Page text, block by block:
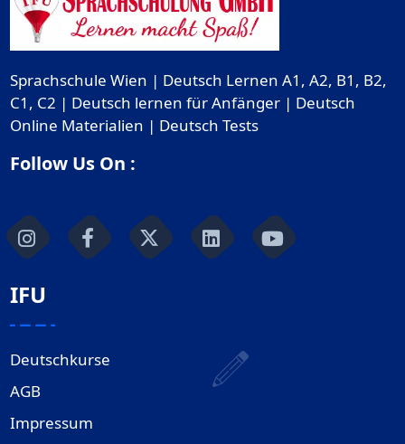
Sprachschule Wien | Deutsch Lernen A1, A2, B1, B2,
C1, C2 | Deutsch lernen für Anfänger | Deutsch
Online Materialien | Deutsch Tests
Follow Us On :
IFU
Deutschkurse
AGB
Impressum